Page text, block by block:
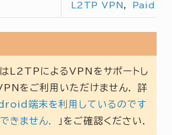
L2TP VPN ， Paid
によるVPNをサポートし
をご利用いただけません． 詳
端末を利用しているのです
きません．
」をご確認ください．